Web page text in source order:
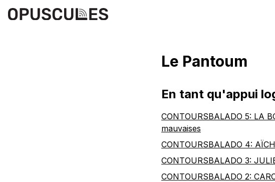
Le Pantoum
En tant qu'appui
CONTOURSBALADO 5: LA
mauvaises
CONTOURSBALADO 4:
CONTOURSBALADO 3:
CONTOURSBALADO 2: